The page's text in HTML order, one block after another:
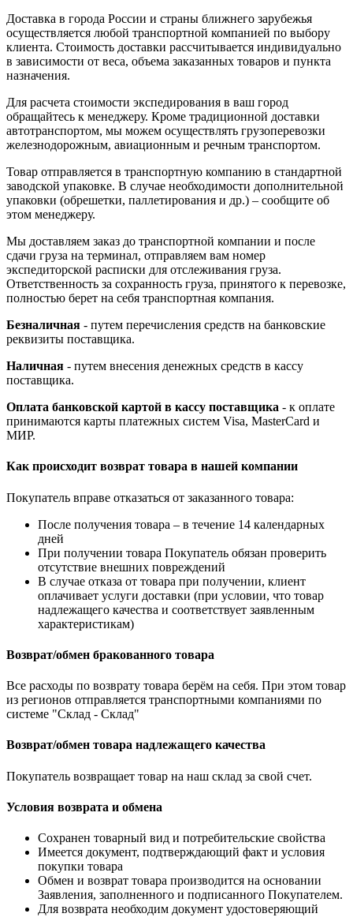
Доставка в города России и страны ближнего зарубежья
осуществляется любой транспортной компанией по выбору
клиента. Стоимость доставки рассчитывается индивидуально
в зависимости от веса, объема заказанных товаров и пункта
назначения.
Для расчета стоимости экспедирования в ваш город
обращайтесь к менеджеру. Кроме традиционной доставки
автотранспортом, мы можем осуществлять грузоперевозки
железнодорожным, авиационным и речным транспортом.
Товар отправляется в транспортную компанию в стандартной
заводской упаковке. В случае необходимости дополнительной
упаковки (обрешетки, паллетирования и др.) – сообщите об
этом менеджеру.
Мы доставляем заказ до транспортной компании и после
сдачи груза на терминал, отправляем вам номер
экспедиторской расписки для отслеживания груза.
Ответственность за сохранность груза, принятого к перевозке,
полностью берет на себя транспортная компания.
Безналичная - путем перечисления средств на банковские
реквизиты поставщика.
Наличная - путем внесения денежных средств в кассу
поставщика.
Оплата банковской картой в кассу поставщика - к оплате
принимаются карты платежных систем Visa, MasterCard и
МИР.
Как происходит возврат товара в нашей компании
Покупатель вправе отказаться от заказанного товара:
После получения товара – в течение 14 календарных
дней
При получении товара Покупатель обязан проверить
отсутствие внешних повреждений
В случае отказа от товара при получении, клиент
оплачивает услуги доставки (при условии, что товар
надлежащего качества и соответствует заявленным
характеристикам)
Возврат/обмен бракованного товара
Все расходы по возврату товара берём на себя. При этом товар
из регионов отправляется транспортными компаниями по
системе "Склад - Склад"
Возврат/обмен товара надлежащего качества
Покупатель возвращает товар на наш склад за свой счет.
Условия возврата и обмена
Cохранен товарный вид и потребительские свойства
Имеется документ, подтверждающий факт и условия
покупки товара
Обмен и возврат товара производится на основании
Заявления, заполненного и подписанного Покупателем.
Для возврата необходим документ удостоверяющий